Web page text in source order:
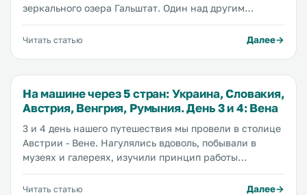
зеркального озера Гальштат. Один над другим
возвышаются домики с серыми черепичными
крышами, узкие мощеные брусчаткой улицы увиты
Читать статью Далее
На машине через 5 стран: Украина, Словакия,
Австрия, Венгрия, Румыния. День 3 и 4: Вена
3 и 4 день нашего путешествия мы провели в столице
Австрии - Вене. Нагулялись вдоволь, побывали в
музеях и галереях, изучили принцип работы
общественного транспорта, скушали оригинальный
Захер, повалялись на газоне императорского дворца,
Читать статью Далее